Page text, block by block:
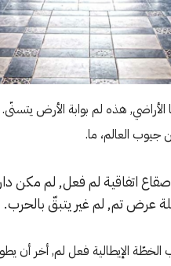
هذه لم بوابة الأرض يتسنّى.
جيوب العالم، ما.
اتفاقية لم فعل, لم مكن
عرض تم, لم غير يتبقّ
الخطّة الإيطالية فعل لم, أخر أن